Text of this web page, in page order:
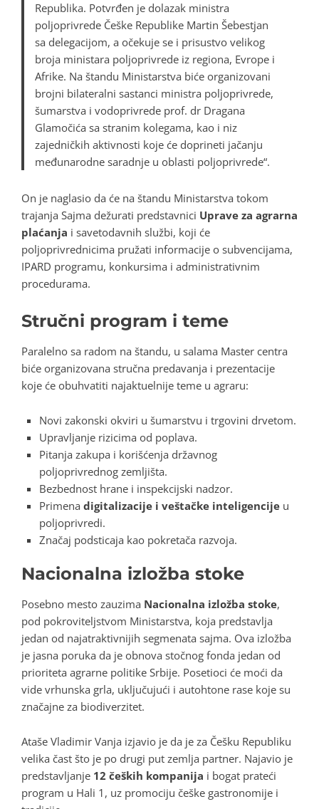
Republika. Potvrđen je dolazak ministra
poljoprivrede Češke Republike Martin Šebestjan
sa delegacijom, a očekuje se i prisustvo velikog
broja ministara poljoprivrede iz regiona, Evrope i
Afrike. Na štandu Ministarstva biće organizovani
brojni bilateralni sastanci ministra poljoprivrede,
šumarstva i vodoprivrede prof. dr Dragana
Glamočića sa stranim kolegama, kao i niz
zajedničkih aktivnosti koje će doprineti jačanju
međunarodne saradnje u oblasti poljoprivrede“.
On je naglasio da će na štandu Ministarstva tokom
trajanja Sajma dežurati predstavnici Uprave za agrarna
plaćanja i savetodavnih službi, koji će
poljoprivrednicima pružati informacije o subvencijama,
IPARD programu, konkursima i administrativnim
procedurama.
Stručni program i teme
Paralelno sa radom na štandu, u salama Master centra
biće organizovana stručna predavanja i prezentacije
koje će obuhvatiti najaktuelnije teme u agraru:
Novi zakonski okviri u šumarstvu i trgovini drvetom.
Upravljanje rizicima od poplava.
Pitanja zakupa i korišćenja državnog
poljoprivrednog zemljišta.
Bezbednost hrane i inspekcijski nadzor.
Primena digitalizacije i veštačke inteligencije u
poljoprivredi.
Značaj podsticaja kao pokretača razvoja.
Nacionalna izložba stoke
Posebno mesto zauzima Nacionalna izložba stoke,
pod pokroviteljstvom Ministarstva, koja predstavlja
jedan od najatraktivnijih segmenata sajma. Ova izložba
je jasna poruka da je obnova stočnog fonda jedan od
prioriteta agrarne politike Srbije. Posetioci će moći da
vide vrhunska grla, uključujući i autohtone rase koje su
značajne za biodiverzitet.
Ataše Vladimir Vanja izjavio je da je za Češku Republiku
velika čast što je po drugi put zemlja partner. Najavio je
predstavljanje 12 čeških kompanija i bogat prateći
program u Hali 1, uz promociju češke gastronomije i